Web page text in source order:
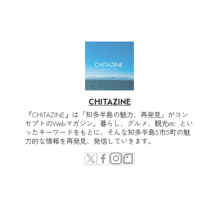
CHITAZINE
『CHITAZINE』は「知多半島の魅力、再発見」がコン
セプトのWebマガジン。暮らし、グルメ、観光etc..とい
ったキーワードをもとに、そんな知多半島5市5町の魅
力的な情報を再発見、発信していきます。